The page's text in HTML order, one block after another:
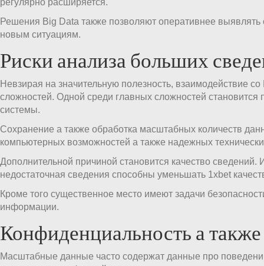
Решения Big Data также позволяют оперативнее выявлять
новым ситуациям.
Риски анализа больших
Невзирая на значительную полезность, взаимодействие
сложностей. Одной среди главных сложностей становится
системы.
Сохранение а также обработка масштабных количеств
компьютерных возможностей а также надежных
Дополнительной причиной становится качество сведений.
недостаточная сведения способны уменьшать 1xbet
Кроме того существенное место имеют задачи
информации.
Конфиденциальность а также
Масштабные данные часто содержат данные про